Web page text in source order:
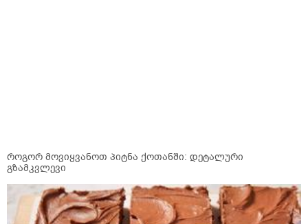
როგორ მოვიყვანოთ პიტნა ქოთანში: დეტალური
გზამკვლევი